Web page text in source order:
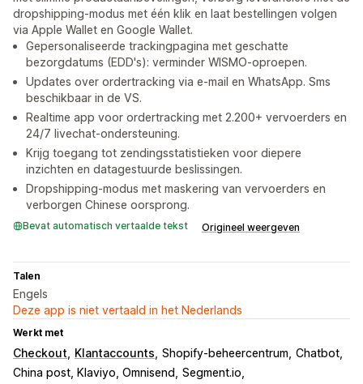
dropshipping-modus met één klik en laat bestellingen volgen
via Apple Wallet en Google Wallet.
Gepersonaliseerde trackingpagina met geschatte
bezorgdatums (EDD's): verminder WISMO-oproepen.
Updates over ordertracking via e-mail en WhatsApp. Sms
beschikbaar in de VS.
Realtime app voor ordertracking met 2.200+ vervoerders en
24/7 livechat-ondersteuning.
Krijg toegang tot zendingsstatistieken voor diepere
inzichten en datagestuurde beslissingen.
Dropshipping-modus met maskering van vervoerders en
verborgen Chinese oorsprong.
Bevat automatisch vertaalde tekst Origineel weergeven
Talen
Engels
Deze app is niet vertaald in het Nederlands
Werkt met
Checkout Klantaccounts Shopify-beheercentrum Chatbot
China post, Klaviyo, Omnisend
Segment.io